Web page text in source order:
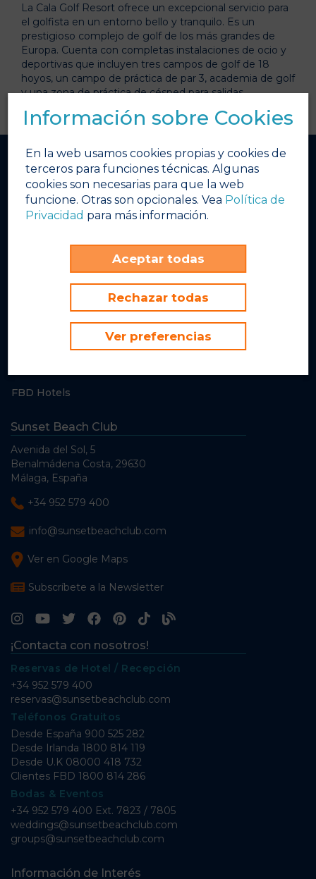
La Cala Golf Resort ofrece un excepcional servicio para
el golfista en un entorno bello y tranquilo. Es un
prestigioso complejo de golf de los más grandes de
Europa. Cuenta con completas instalaciones de ocio y
deportivas que incluyen tres campos de golf de 18
hoyos, un campo de práctica de par 3, academia de golf
y una zona de práctica de césped para salidas.
Quick links
Home
El tiempo
Calendario de Eventos
¿Qué tenemos esta semana?
Bares & Restaurantes
Galería de Fotos
Obras de invierno
FBD Hotels
Sunset Beach Club
Avenida del Sol, 5
Benalmádena Costa, 29630
Málaga, España
+34 952 579 400
info@sunsetbeachclub.com
Ver en Google Maps
Subscríbete a la Newsletter
¡Contacta con nosotros!
Reservas de Hotel / Recepción
+34 952 579 400
reservas@sunsetbeachclub.com
Teléfonos Gratuitos
Desde España 900 525 282
Desde Irlanda 1800 814 119
Desde U.K 08000 418 732
Clientes FBD 1800 814 286
Bodas & Eventos
+34 952 579 400 Ext. 7823 / 7805
weddings@sunsetbeachclub.com
groups@sunsetbeachclub.com
Información de Interés
Información sobre Cookies
En la web usamos cookies propias y cookies de
terceros para funciones técnicas. Algunas
cookies son necesarias para que la web
funcione. Otras son opcionales. Vea Política de
Privacidad para más información.
Aceptar todas
Rechazar todas
Ver preferencias